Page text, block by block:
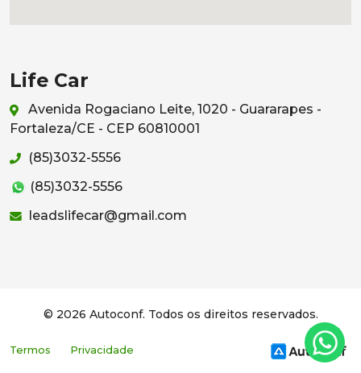
Life Car
Avenida Rogaciano Leite, 1020 - Guararapes -
Fortaleza/CE - CEP 60810001
(85)3032-5556
(85)3032-5556
leadslifecar@gmail.com
© 2026 Autoconf. Todos os direitos reservados.
Termos Privacidade